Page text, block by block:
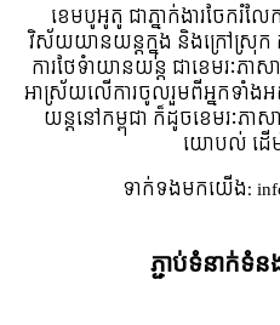
ខេមបូអូតូ ជាភ្នាក់ងារចែក
វិស័យយានយន្តក្នុង និងក្រៅស្រុក
ការថែទំាយានយន្ត ជាខេមរៈភា
អាស្រ័យលើការចូលរួមពីអ្នកទាំង
យន្តនៅកម្ពុជា ក៏ដូចខេមរៈភាស
យោបល់ ដើម្
ទាក់ទង​មក​យើង:
ភ្ជាប់ទំនាក់ទំ